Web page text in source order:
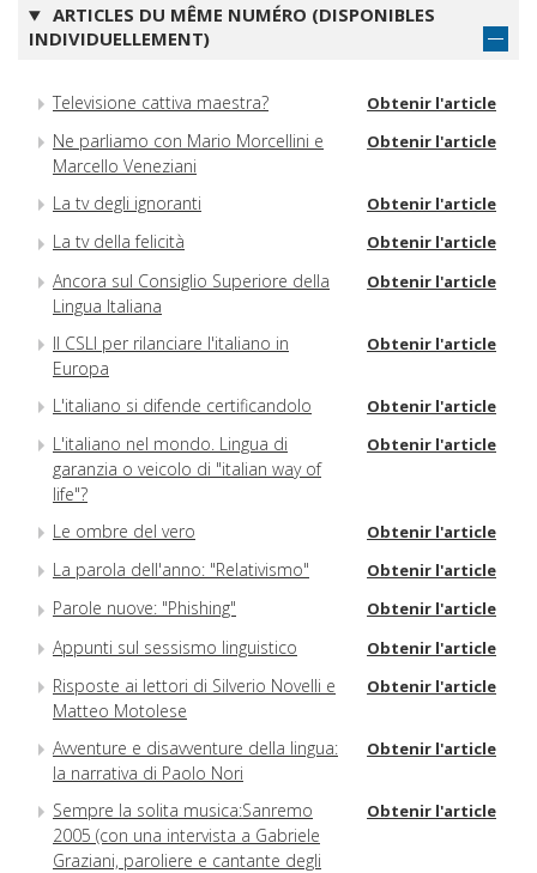
ARTICLES DU MÊME NUMÉRO (DISPONIBLES
INDIVIDUELLEMENT)
Televisione cattiva maestra? Obtenir l'article
Ne parliamo con Mario Morcellini e
Marcello Veneziani
Obtenir l'article
La tv degli ignoranti Obtenir l'article
La tv della felicità Obtenir l'article
Ancora sul Consiglio Superiore della
Lingua Italiana
Obtenir l'article
Il CSLI per rilanciare l'italiano in
Europa
Obtenir l'article
L'italiano si difende certificandolo Obtenir l'article
L'italiano nel mondo. Lingua di
garanzia o veicolo di "italian way of
life"?
Obtenir l'article
Le ombre del vero Obtenir l'article
La parola dell'anno: "Relativismo" Obtenir l'article
Parole nuove: "Phishing" Obtenir l'article
Appunti sul sessismo linguistico Obtenir l'article
Risposte ai lettori di Silverio Novelli e
Matteo Motolese
Obtenir l'article
Avventure e disavventure della lingua:
la narrativa di Paolo Nori
Obtenir l'article
Sempre la solita musica:Sanremo
2005 (con una intervista a Gabriele
Graziani, paroliere e cantante degli
Obtenir l'article